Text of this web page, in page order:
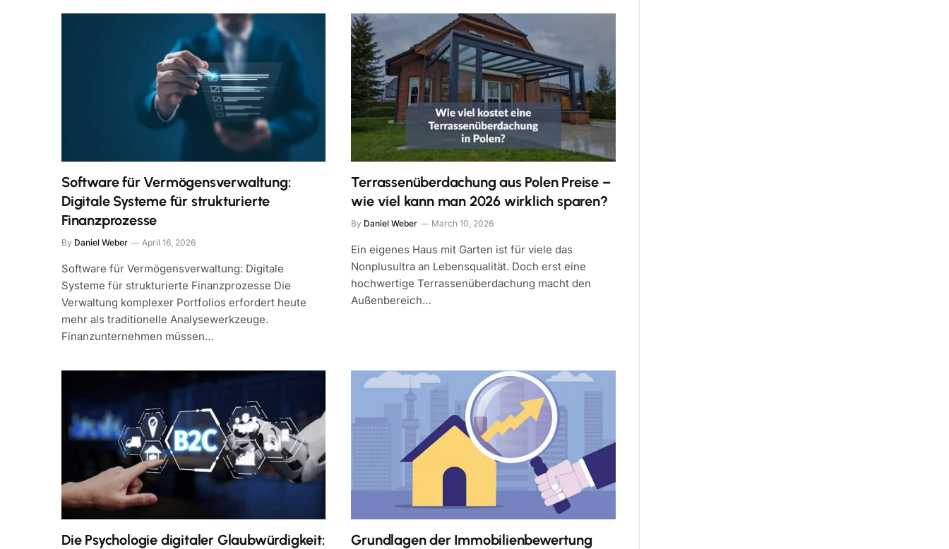
Software für Vermögensverwaltung:
Digitale Systeme für strukturierte
Finanzprozesse
By Daniel Weber April 16, 2026
Software für Vermögensverwaltung: Digitale
Systeme für strukturierte Finanzprozesse Die
Verwaltung komplexer Portfolios erfordert heute
mehr als traditionelle Analysewerkzeuge.
Finanzunternehmen müssen…
Terrassenüberdachung aus Polen Preise –
wie viel kann man 2026 wirklich sparen?
By Daniel Weber March 10, 2026
Ein eigenes Haus mit Garten ist für viele das
Nonplusultra an Lebensqualität. Doch erst eine
hochwertige Terrassenüberdachung macht den
Außenbereich…
Die Psychologie digitaler Glaubwürdigkeit:
Grundlagen der Immobilienbewertung